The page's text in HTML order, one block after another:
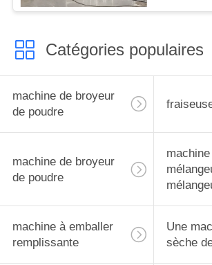
Catégories populaires
machine de broyeur
de poudre
machine de broyeur
de poudre
machine à emballer
remplissante
Une
sèche